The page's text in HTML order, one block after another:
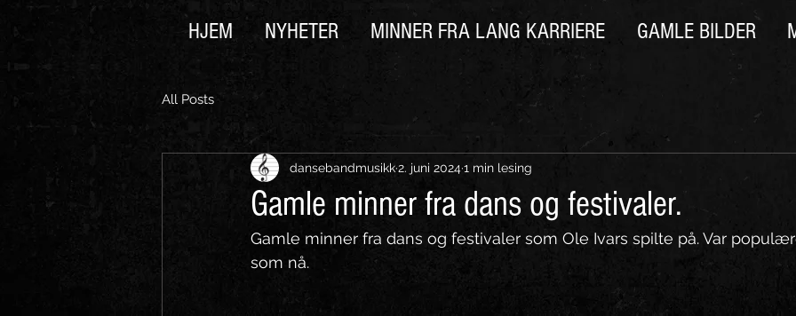
HJEM NYHETER MINNER FRA LANG KARRIERE GAMLE BILDER
All Posts
Gamle minner fra dans og festivaler.
dansebandmusikk2. juni 20241 min lesing
Gamle minner fra dans og festivaler som Ole Ivars spilte på. Var
som nå.